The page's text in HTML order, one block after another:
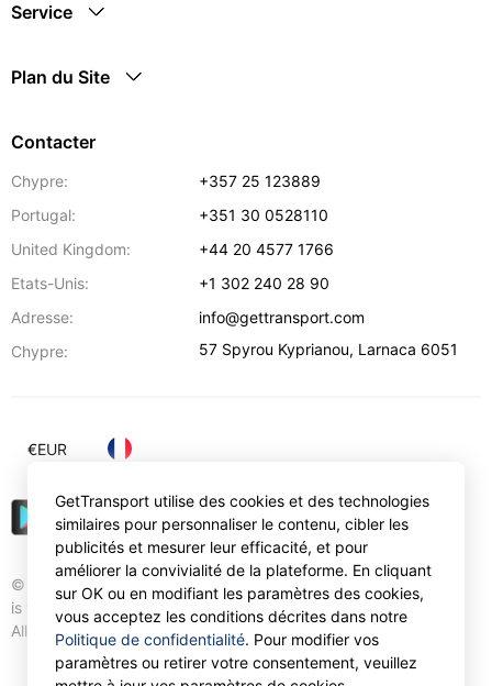
Service
Plan du Site
Contacter
Chypre:
+357 25 123889
Portugal:
+351 30 0528110
United Kingdom:
+44 20 4577 1766
Etats-Unis:
+1 302 240 28 90
Adresse:
info@gettransport.com
Chypre:
57 Spyrou Kyprianou, Larnaca 6051
© Gettransport International Limited. GetTransport®
is trademark of Gettransport International Limited.
All rights reserved.
€EUR
GetTransport utilise des cookies et des technologies
similaires pour personnaliser le contenu, cibler les
publicités et mesurer leur efficacité, et pour
améliorer la convivialité de la plateforme. En cliquant
sur OK ou en modifiant les paramètres des cookies,
vous acceptez les conditions décrites dans notre
Politique de confidentialité. Pour modifier vos
paramètres ou retirer votre consentement, veuillez